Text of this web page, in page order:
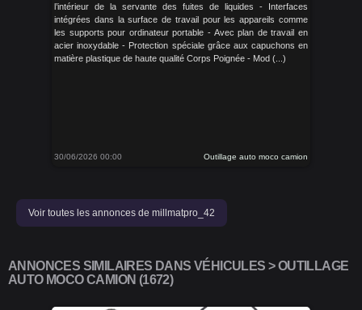
l’intérieur de la servante des fuites de liquides - Interfaces
intégrées dans la surface de travail pour les appareils comme
les supports pour ordinateur portable - Avec plan de travail en
acier inoxydable - Protection spéciale grâce aux capuchons en
matière plastique de haute qualité Corps Poignée - Mod (...)
30/06/2026 00:00 Outillage auto moco camion
Voir toutes les annonces de millmatpro_42
ANNONCES SIMILAIRES DANS VÉHICULES > OUTILLAGE
AUTO MOCO CAMION (1672)